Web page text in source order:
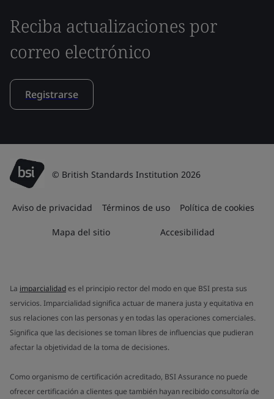
Reciba actualizaciones por
correo electrónico
Registrarse
© British Standards Institution 2026
Aviso de privacidad Términos de uso Política de cookies
Mapa del sitio Accesibilidad
La imparcialidades el principio rector del modo en que BSI presta sus
servicios. Imparcialidad significa actuar de manera justa y equitativa en
sus relaciones con las personas y en todas las operaciones comerciales.
Significa que las decisiones se toman libres de influencias que pudieran
afectar la objetividad de la toma de decisiones.
Como organismo de certificación acreditado, BSI Assurance no puede
ofrecer certificación a clientes que también hayan recibido consultoría de